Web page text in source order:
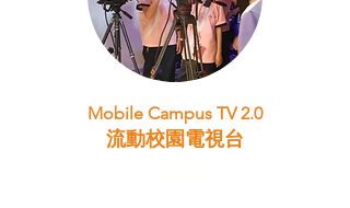
Mobile Campus TV 2.0
流動校園電視台